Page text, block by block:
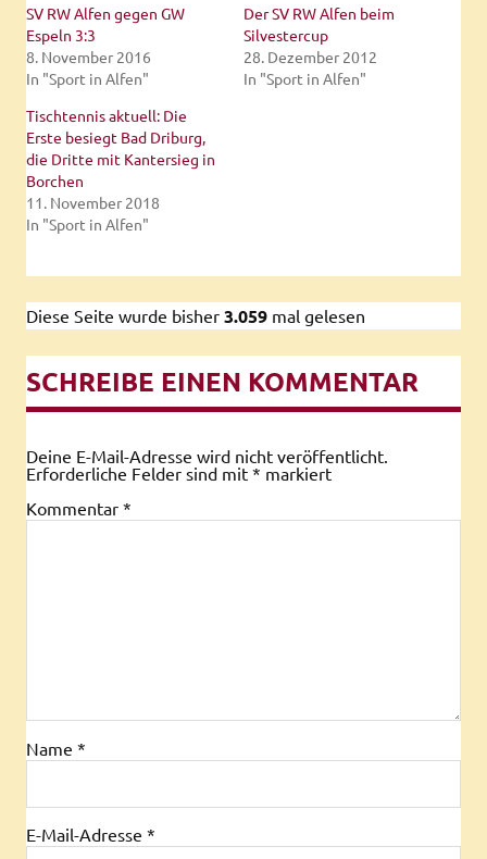
SV RW Alfen gegen GW
Espeln 3:3
8. November 2016
In "Sport in Alfen"
Der SV RW Alfen beim
Silvestercup
28. Dezember 2012
In "Sport in Alfen"
Tischtennis aktuell: Die
Erste besiegt Bad Driburg,
die Dritte mit Kantersieg in
Borchen
11. November 2018
In "Sport in Alfen"
Diese Seite wurde bisher 3.059 mal gelesen
SCHREIBE EINEN KOMMENTAR
Deine E-Mail-Adresse wird nicht veröffentlicht.
Erforderliche Felder sind mit * markiert
Kommentar *
Name *
E-Mail-Adresse *